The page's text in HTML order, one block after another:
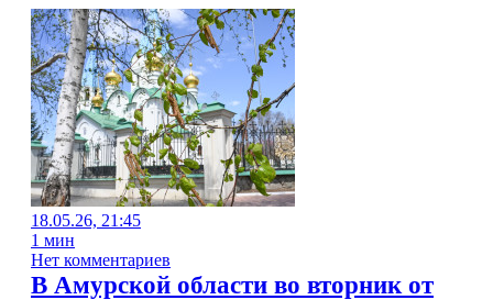
18.05.26, 21:45
1 мин
Нет комментариев
В Амурской области во вторник от